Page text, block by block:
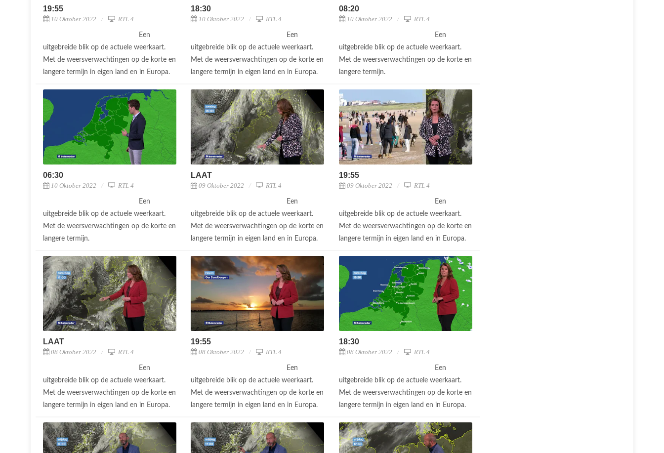
19:55
10 Oktober 2022 RTL 4
Een
uitgebreide blik op de actuele weerkaart.
Met de weersverwachtingen op de korte en
langere termijn in eigen land en in Europa.
18:30
10 Oktober 2022 RTL 4
Een
uitgebreide blik op de actuele weerkaart.
Met de weersverwachtingen op de korte en
langere termijn in eigen land en in Europa.
08:20
10 Oktober 2022 RTL 4
Een
uitgebreide blik op de actuele weerkaart.
Met de weersverwachtingen op de korte en
langere termijn.
06:30
10 Oktober 2022 RTL 4
Een
uitgebreide blik op de actuele weerkaart.
Met de weersverwachtingen op de korte en
langere termijn.
LAAT
09 Oktober 2022 RTL 4
Een
uitgebreide blik op de actuele weerkaart.
Met de weersverwachtingen op de korte en
langere termijn in eigen land en in Europa.
19:55
09 Oktober 2022 RTL 4
Een
uitgebreide blik op de actuele weerkaart.
Met de weersverwachtingen op de korte en
langere termijn in eigen land en in Europa.
LAAT
08 Oktober 2022 RTL 4
Een
uitgebreide blik op de actuele weerkaart.
Met de weersverwachtingen op de korte en
langere termijn in eigen land en in Europa.
19:55
08 Oktober 2022 RTL 4
Een
uitgebreide blik op de actuele weerkaart.
Met de weersverwachtingen op de korte en
langere termijn in eigen land en in Europa.
18:30
08 Oktober 2022 RTL 4
Een
uitgebreide blik op de actuele weerkaart.
Met de weersverwachtingen op de korte en
langere termijn in eigen land en in Europa.